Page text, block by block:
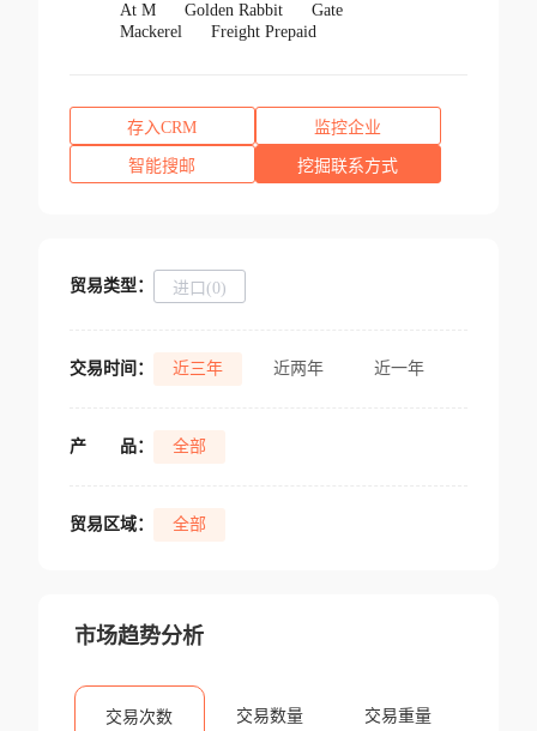
At M
Golden Rabbit
Gate
Mackerel
Freight Prepaid
存入CRM 监控企业
智能搜邮 挖掘联系方式
贸易类型： 进口(0)
交易时间： 近三年 近两年 近一年
产 品： 全部
贸易区域： 全部
市场趋势分析
交易次数 交易数量 交易重量